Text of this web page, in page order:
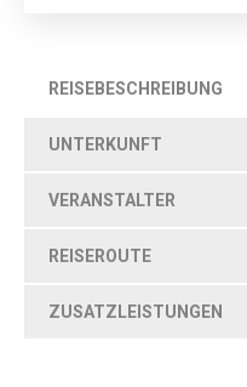
REISEBESCHREIBUNG
UNTERKUNFT
VERANSTALTER
REISEROUTE
ZUSATZLEISTUNGEN